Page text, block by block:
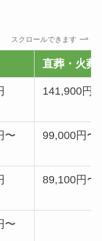
スクロールできます
直葬・火葬
141,900円
〜 99,000円〜
89,100円〜
〜